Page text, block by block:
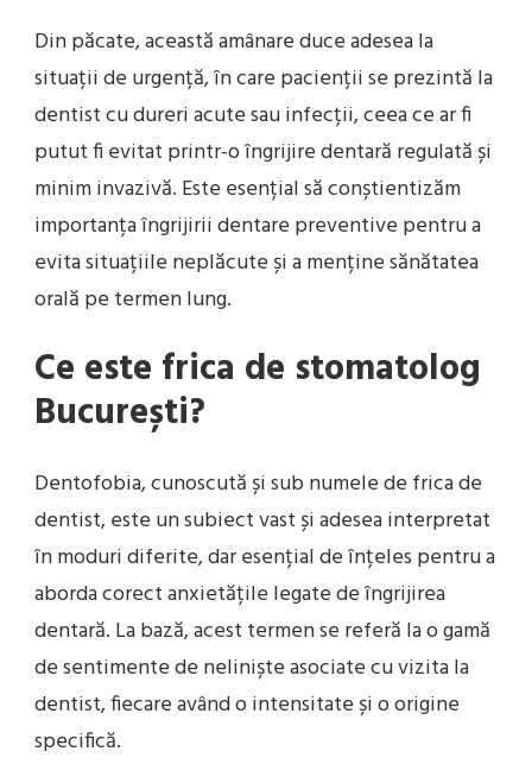
Din păcate, această amânare duce adesea la
situații de urgență, în care pacienții se prezintă la
dentist cu dureri acute sau infecții, ceea ce ar fi
putut fi evitat printr-o îngrijire dentară regulată și
minim invazivă. Este esențial să conștientizăm
importanța îngrijirii dentare preventive pentru a
evita situațiile neplăcute și a menține sănătatea
orală pe termen lung.
Ce este frica de stomatolog
București?
Dentofobia, cunoscută și sub numele de frica de
dentist, este un subiect vast și adesea interpretat
în moduri diferite, dar esențial de înțeles pentru a
aborda corect anxietățile legate de îngrijirea
dentară. La bază, acest termen se referă la o gamă
de sentimente de neliniște asociate cu vizita la
dentist, fiecare având o intensitate și o origine
specifică.